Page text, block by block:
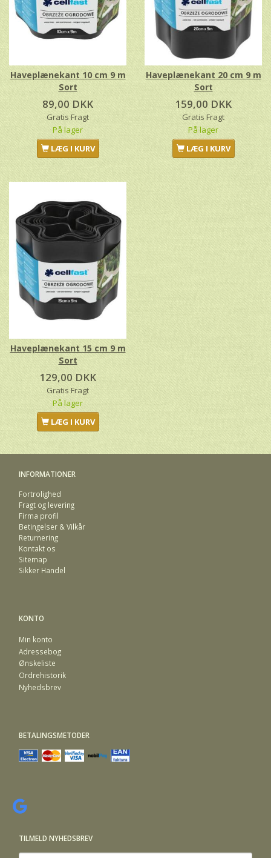
Haveplænekant 10 cm 9 m
Sort
89,00 DKK
Gratis Fragt
På lager
LÆG I KURV
Haveplænekant 20 cm 9 m
Sort
159,00 DKK
Gratis Fragt
På lager
LÆG I KURV
Haveplænekant 15 cm 9 m
Sort
129,00 DKK
Gratis Fragt
På lager
LÆG I KURV
INFORMATIONER
Fortrolighed
Fragt og levering
Firma profil
Betingelser & Vilkår
Returnering
Kontakt os
Sitemap
Sikker Handel
KONTO
Min konto
Adressebog
Ønskeliste
Ordrehistorik
Nyhedsbrev
BETALINGSMETODER
TILMELD NYHEDSBREV